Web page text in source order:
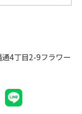
4丁目2-9フラワー